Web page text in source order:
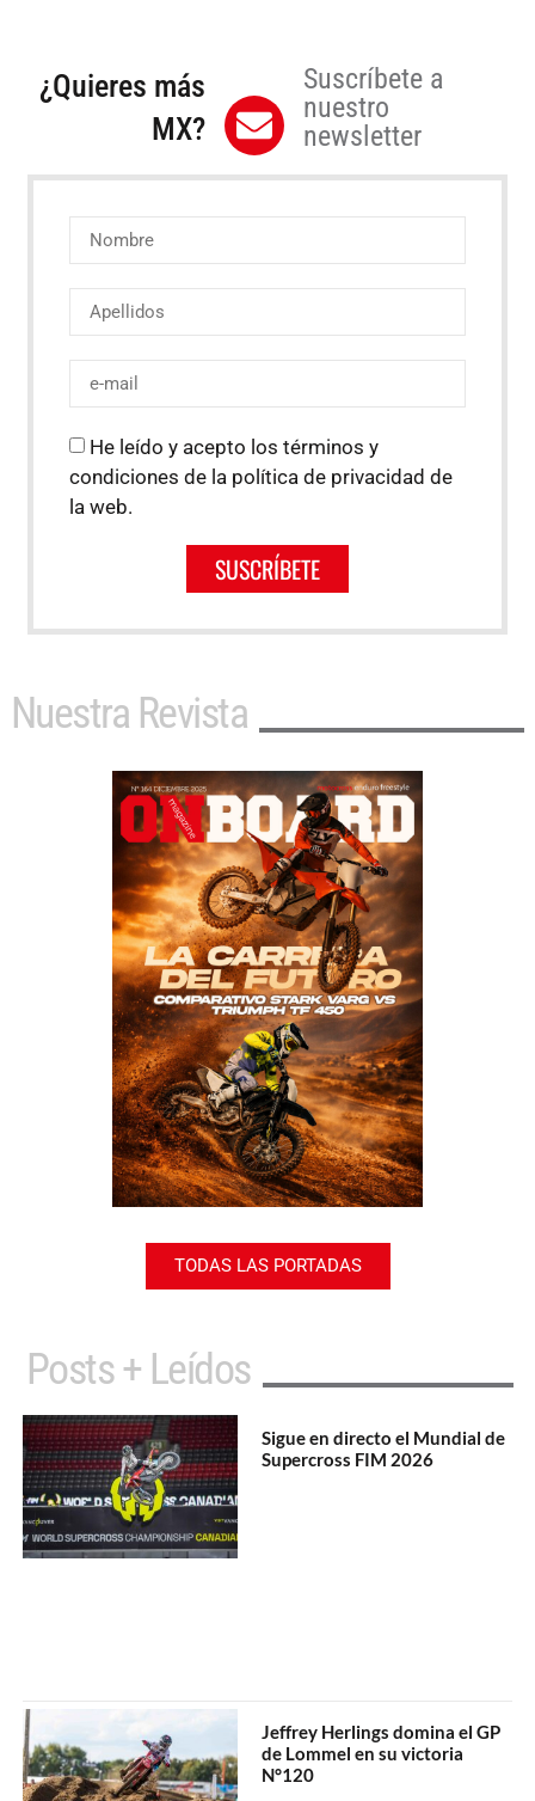
¿Quieres más
MX?
Suscríbete a
nuestro
newsletter
He leído y acepto los términos y
condiciones de la política de privacidad de
la web.
SUSCRÍBETE
Nuestra Revista
TODAS LAS PORTADAS
Posts + Leídos
Sigue en directo el Mundial de
Supercross FIM 2026
Jeffrey Herlings domina el GP
de Lommel en su victoria
N°120